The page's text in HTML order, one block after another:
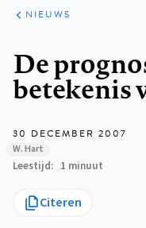
ARTIKELEN
HET
KORT
NIEUWS
De
betekenis
30 DECEMBER 2007
W. Hart
Leestijd 1 minuut
Citeren